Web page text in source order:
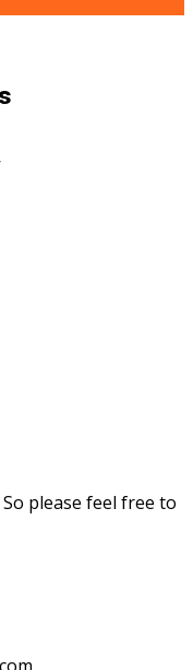
please feel free to